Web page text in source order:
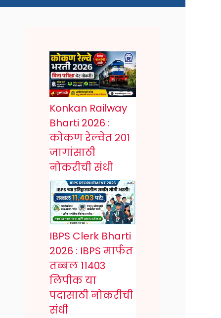
Konkan Railway
Bharti 2026 :
कोकण रेल्वेत २०१
जागांसाठी
नोकरीची संधी
IBPS Clerk Bharti
2026 : IBPS मार्फत
तब्बल 11403
लिपीक या
पदासाठी नोकरीची
संधी